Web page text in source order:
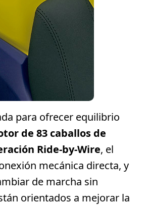
para ofrecer equilibrio
de 83 caballos de
Ride-by-Wire, el
mecánica directa, y
de marcha sin
orientados a mejorar la